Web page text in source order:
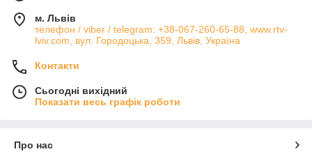
м. Львів
телефон / viber / telegram: +38-067-260-65-88, www.rtv-
lviv.com, вул. Городоцька, 359, Львів, Україна
Контакти
Сьогодні вихідний
Показати весь графік роботи
Про нас